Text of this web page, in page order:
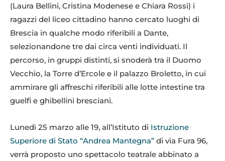
(Laura Bellini, Cristina Modenese e Chiara Rossi) i
ragazzi del liceo cittadino hanno cercato luoghi di
Brescia in qualche modo riferibili a Dante,
selezionandone tre dai circa venti individuati. Il
percorso, in gruppi distinti, si snoderà tra il Duomo
Vecchio, la Torre d’Ercole e il palazzo Broletto, in cui
ammirare gli affreschi riferibili alle lotte intestine tra
guelfi e ghibellini bresciani.
Lunedì 25 marzo alle 19, all’Istituto di Istruzione
Superiore di Stato “Andrea Mantegna” di via Fura 96,
verrà proposto uno spettacolo teatrale abbinato a